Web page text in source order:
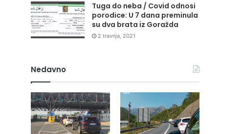
Tuga do neba / Covid odnosi
porodice: U 7 dana preminula
su dva brata iz Goražda
2 travnja, 2021
Nedavno